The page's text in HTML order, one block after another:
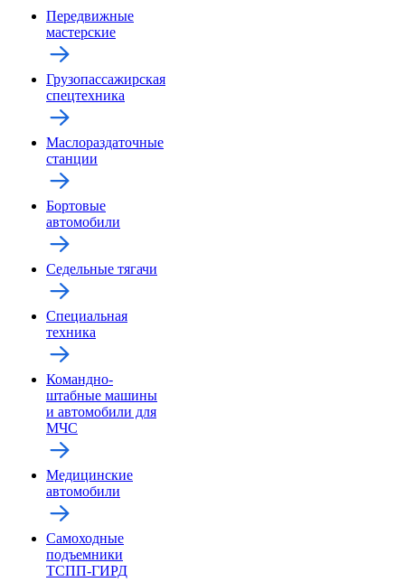
Передвижные
мастерские
Грузопассажирская
спецтехника
Маслораздаточные
станции
Бортовые
автомобили
Седельные тягачи
Специальная
техника
Командно-
штабные машины
и автомобили для
МЧС
Медицинские
автомобили
Самоходные
подъемники
ТСПП-ГИРД